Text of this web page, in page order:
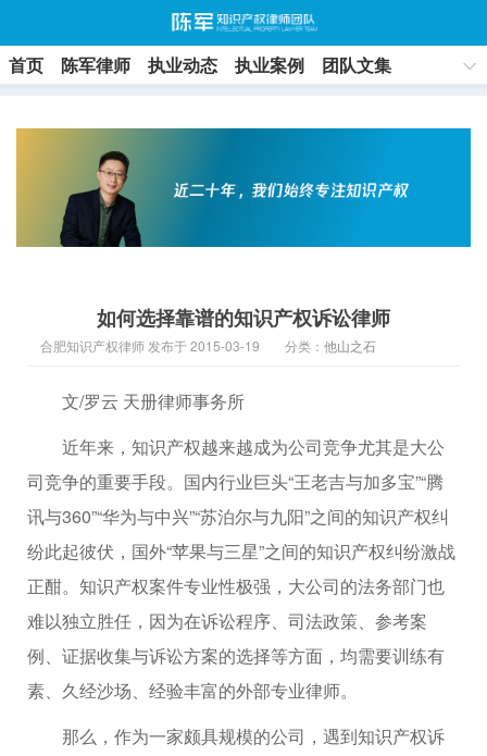
首页 陈军律师 执业动态 执业案例
团队文集
如何选择靠谱的知识产权诉讼律师
合肥知识产权律师 发布于 2015-03-19 分类： 他山之石
文/罗云 天册律师事务所
近年来，知识产权越来越成为公司竞争尤其是大公
司竞争的重要手段。国内行业巨头“王老吉与加多宝”“腾
讯与360”“华为与中兴”“苏泊尔与九阳”之间的知识产权纠
纷此起彼伏，国外“苹果与三星”之间的知识产权纠纷激战
正酣。知识产权案件专业性极强，大公司的法务部门也
难以独立胜任，因为在诉讼程序、司法政策、参考案
例、证据收集与诉讼方案的选择等方面，均需要训练有
素、久经沙场、经验丰富的外部专业律师。
那么，作为一家颇具规模的公司，遇到知识产权诉